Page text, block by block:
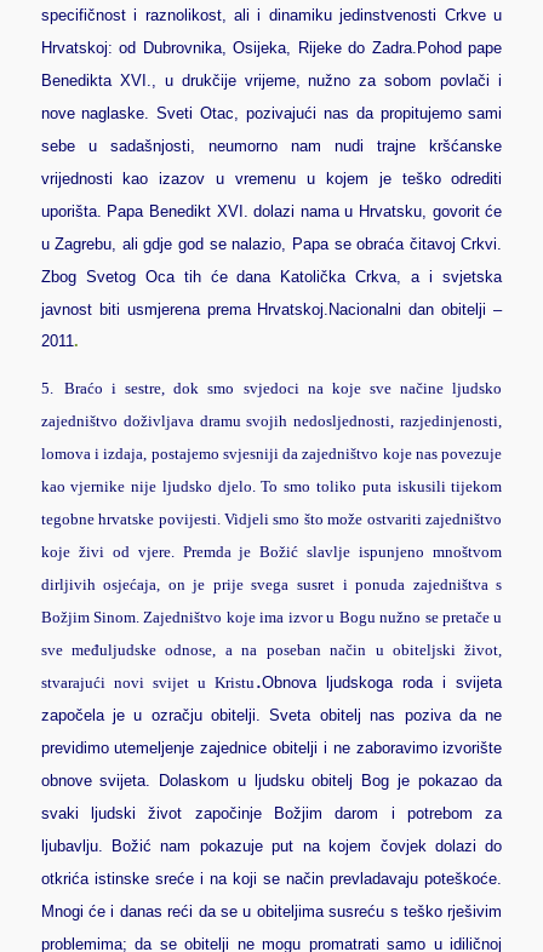
specifičnost i raznolikost, ali i dinamiku jedinstvenosti Crkve u
Hrvatskoj: od Dubrovnika, Osijeka, Rijeke do Zadra. Pohod pape
Benedikta XVI., u drukčije vrijeme, nužno za sobom povlači i
nove naglaske. Sveti Otac, pozivajući nas da propitujemo sami
sebe u sadašnjosti, neumorno nam nudi trajne kršćanske
vrijednosti kao izazov u vremenu u kojem je teško odrediti
uporišta. Papa Benedikt XVI. dolazi nama u Hrvatsku, govorit će
u Zagrebu, ali gdje god se nalazio, Papa se obraća čitavoj Crkvi.
Zbog Svetog Oca tih će dana Katolička Crkva, a i svjetska
javnost biti usmjerena prema Hrvatskoj. Nacionalni dan obitelji –
2011 .
5.
Braćo i sestre, dok smo svjedoci na koje sve načine ljudsko
zajedništvo doživljava dramu svojih nedosljednosti, razjedinjenosti,
lomova i izdaja, postajemo svjesniji da zajedništvo koje nas povezuje
kao vjernike nije ljudsko djelo. To smo toliko puta iskusili tijekom
tegobne hrvatske povijesti. Vidjeli smo što može ostvariti zajedništvo
koje živi od vjere. Premda je Božić slavlje ispunjeno mnoštvom
dirljivih osjećaja, on je prije svega susret i ponuda zajedništva s
Božjim Sinom. Zajedništvo koje ima izvor u Bogu nužno se pretače u
sve međuljudske odnose, a na poseban način u obiteljski život,
stvarajući novi svijet u Kristu.Obnova ljudskoga roda i svijeta
započela je u ozračju obitelji. Sveta obitelj nas poziva da ne
previdimo utemeljenje zajednice obitelji i ne zaboravimo izvorište
obnove svijeta. Dolaskom u ljudsku obitelj Bog je pokazao da
svaki ljudski život započinje Božjim darom i potrebom za
ljubavlju. Božić nam pokazuje put na kojem čovjek dolazi do
otkrića istinske sreće i na koji se način prevladavaju poteškoće.
Mnogi će i danas reći da se u obiteljima susreću s teško rješivim
problemima; da se obitelji ne mogu promatrati samo u idiličnoj